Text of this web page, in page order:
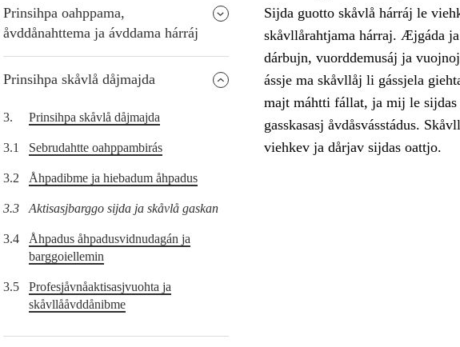
Prinsihpa oahppama,
åvddånahttema ja ávddama hárráj
Prinsihpa skåvlå dåjmajda
3. Prinsihpa skåvlå dåjmajda
3.1 Sebrudahtte oahppambirás
3.2 Åhpadibme ja hiebadum åhpadus
3.3 Aktisasjbarggo sijda ja skåvlå gaskan
3.4
Åhpadus åhpadusvidnudagán ja
barggoiellemin
3.5
Profesjåvnåaktisasjvuohta ja
skåvllååvddånibme
Sijda guotto skåvlå hárráj le
skåvllårahtjama hárraj. Æjgáda
dárbujn, vuorddemusáj ja
ássje ma skåvllåj li gássjela
majt máhtti fállat, ja mij le sijdas
gasskasasj åvdåsvásstádus.
viehkev ja dårjav sijdas oattjo.